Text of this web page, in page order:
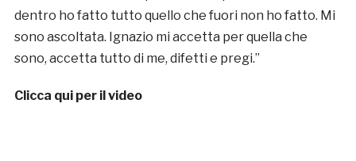
dentro ho fatto tutto quello che fuori non ho fatto. Mi
sono ascoltata. Ignazio mi accetta per quella che
sono, accetta tutto di me, difetti e pregi.”
Clicca qui per il video